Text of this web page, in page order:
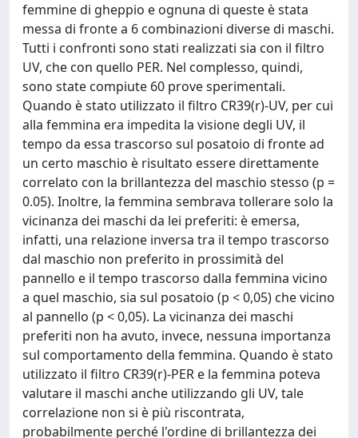
femmine di gheppio e ognuna di queste è stata
messa di fronte a 6 combinazioni diverse di maschi.
Tutti i confronti sono stati realizzati sia con il filtro
UV, che con quello PER. Nel complesso, quindi,
sono state compiute 60 prove sperimentali.
Quando è stato utilizzato il filtro CR39(r)-UV, per cui
alla femmina era impedita la visione degli UV, il
tempo da essa trascorso sul posatoio di fronte ad
un certo maschio è risultato essere direttamente
correlato con la brillantezza del maschio stesso (p =
0.05). Inoltre, la femmina sembrava tollerare solo la
vicinanza dei maschi da lei preferiti: è emersa,
infatti, una relazione inversa tra il tempo trascorso
dal maschio non preferito in prossimità del
pannello e il tempo trascorso dalla femmina vicino
a quel maschio, sia sul posatoio (p < 0,05) che vicino
al pannello (p < 0,05). La vicinanza dei maschi
preferiti non ha avuto, invece, nessuna importanza
sul comportamento della femmina. Quando è stato
utilizzato il filtro CR39(r)-PER e la femmina poteva
valutare il maschi anche utilizzando gli UV, tale
correlazione non si è più riscontrata,
probabilmente perché l'ordine di brillantezza dei